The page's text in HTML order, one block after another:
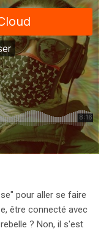
pour aller se faire
être connecté avec
? Non, il s'est